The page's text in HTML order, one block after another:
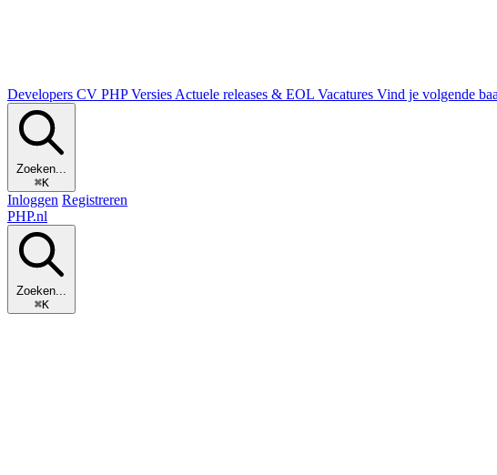
Developers CV PHP Versies Actuele releases & EOL Vacatures Vind je volgende
Zoeken...
⌘K
Inloggen Registreren
PHP.nl
Zoeken...
⌘K